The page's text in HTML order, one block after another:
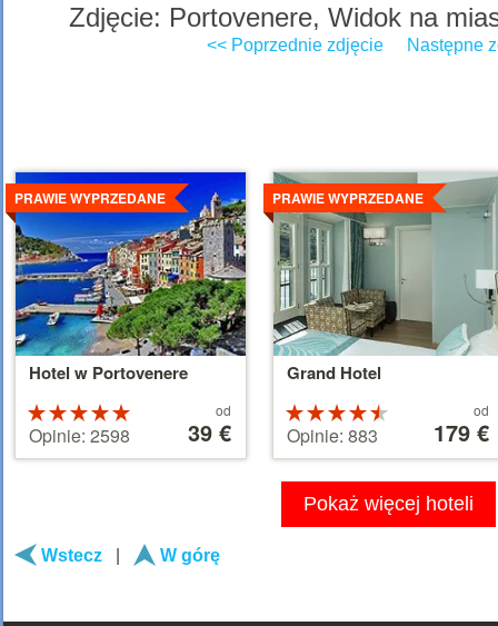
Zdjęcie: Portovenere, Widok na
<< Poprzednie zdjęcie Następne
Hotel w Portovenere
PRAWIE WYPRZEDANE
5 na 5
gwiazdek
Opinie: 2598
od
39 €
Szczegoly
Grand Hotel
PRAWIE WYPRZEDANE
4.5 na 5
gwiazdek
Opinie: 883 179 €
od
179 €
Szczegoly
Pokaż więcej hoteli
Wstecz W górę